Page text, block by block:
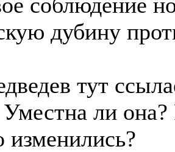
дубину
тут
ли она?
изменились?